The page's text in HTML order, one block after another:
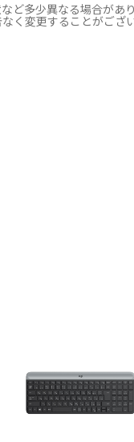
ど多少異なる場合があり
く変更することがござい